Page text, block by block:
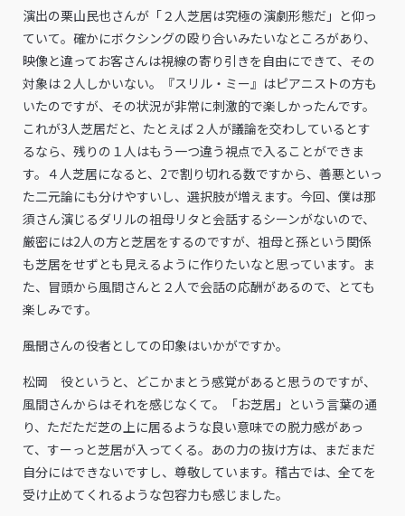
演出の栗山民也さんが「２人芝居は究極の演劇形態だ」と仰っ
ていて。確かにボクシングの殴り合いみたいなところがあり、
映像と違ってお客さんは視線の寄り引きを自由にできて、その
対象は２人しかいない。『スリル・ミー』はピアニストの方も
いたのですが、その状況が非常に刺激的で楽しかったんです。
これが3人芝居だと、たとえば２人が議論を交わしているとす
るなら、残りの１人はもう一つ違う視点で入ることができま
す。４人芝居になると、2で割り切れる数ですから、善悪といっ
た二元論にも分けやすいし、選択肢が増えます。今回、僕は那
須さん演じるダリルの祖母リタと会話するシーンがないので、
厳密には2人の方と芝居をするのですが、祖母と孫という関係
も芝居をせずとも見えるように作りたいなと思っています。ま
た、冒頭から風間さんと２人で会話の応酬があるので、とても
楽しみです。
――風間さんの役者としての印象はいかがですか。
松岡 役というと、どこかまとう感覚があると思うのですが、
風間さんからはそれを感じなくて。「お芝居」という言葉の通
り、ただただ芝の上に居るような良い意味での脱力感があっ
て、すーっと芝居が入ってくる。あの力の抜け方は、まだまだ
自分にはできないですし、尊敬しています。稽古では、全てを
受け止めてくれるような包容力も感じました。